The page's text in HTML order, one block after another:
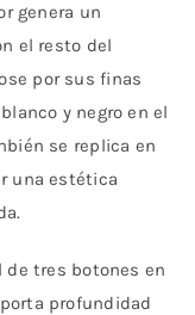
genera un
el resto del
por sus finas
y negro en el
se replica en
una estética
de tres botones en
profundidad